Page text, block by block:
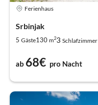
Ferienhaus
Srbinjak
5 Gäste130 m23 Schlafzimmer
ab 68€ pro Nacht